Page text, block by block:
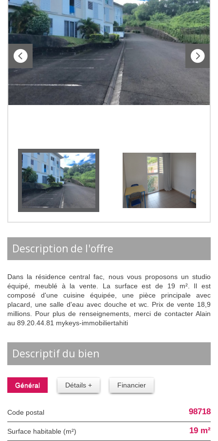
description de l'offre
Dans la résidence central fac, nous vous proposons un studio
équipé, meublé à la vente. La surface est de 19 m². Il est
composé d'une cuisine équipée, une pièce principale avec
placard, une salle d'eau avec douche et wc. Prix de vente 18,9
millions. Pour plus de renseignements, merci de contacter Alain
au 89.20.44.81 mykeys-immobiliertahiti
descriptif du bien
Général Détails + Financier
Code postal 98718
Surface habitable (m²) 19 m²